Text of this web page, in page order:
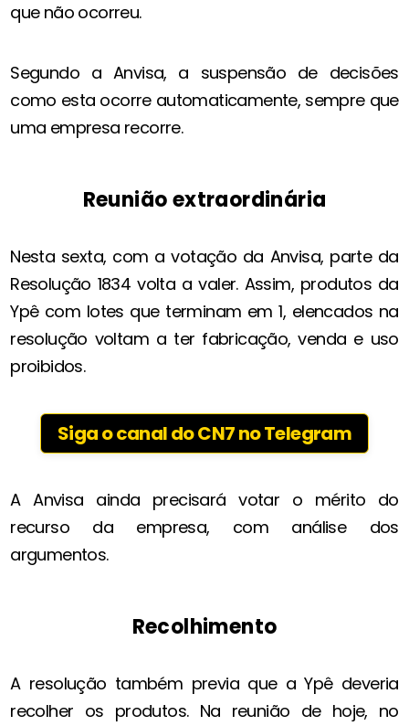
que não ocorreu.
Segundo a Anvisa, a suspensão de decisões
como esta ocorre automaticamente, sempre que
uma empresa recorre.
Reunião extraordinária
Nesta sexta, com a votação da Anvisa, parte da
Resolução 1834 volta a valer. Assim, produtos da
Ypê com lotes que terminam em 1, elencados na
resolução voltam a ter fabricação, venda e uso
proibidos.
Siga o canal do CN7 no Telegram
A Anvisa ainda precisará votar o mérito do
recurso da empresa, com análise dos
argumentos.
Recolhimento
A resolução também previa que a Ypê deveria
recolher os produtos. Na reunião de hoje, no